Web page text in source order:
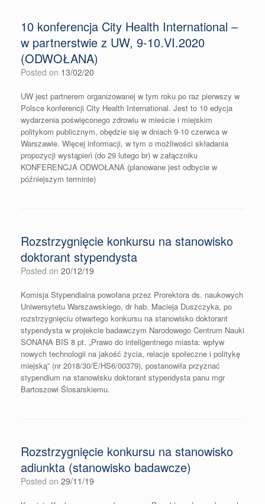
10 konferencja City Health International –
w partnerstwie z UW, 9-10.VI.2020
(ODWOŁANA)
Posted on 13/02/20
UW jest partnerem organizowanej w tym roku po raz pierwszy w
Polsce konferencji City Health International. Jest to 10 edycja
wydarzenia poświęconego zdrowiu w mieście i miejskim
politykom publicznym, obędzie się w dniach 9-10 czerwca w
Warszawie. Więcej informacji, w tym o możliwości składania
propozycji wystąpień (do 29 lutego br) w załączniku
KONFERENCJA ODWOŁANA (planowane jest odbycie w
późniejszym terminie)
Rozstrzygnięcie konkursu na stanowisko
doktorant stypendysta
Posted on 20/12/19
Komisja Stypendialna powołana przez Prorektora ds. naukowych
Uniwersytetu Warszawskiego, dr hab. Macieja Duszczyka, po
rozstrzygnięciu otwartego konkursu na stanowisko doktorant
stypendysta w projekcie badawczym Narodowego Centrum Nauki
SONANA BIS 8 pt. „Prawo do inteligentnego miasta: wpływ
nowych technologii na jakość życia, relacje społeczne i politykę
miejską” (nr 2018/30/E/HS6/00379), postanowiła przyznać
stypendium na stanowisku doktorant stypendysta panu mgr
Bartoszowi Ślosarskiemu.
Rozstrzygnięcie konkursu na stanowisko
adiunkta (stanowisko badawcze)
Posted on 29/11/19